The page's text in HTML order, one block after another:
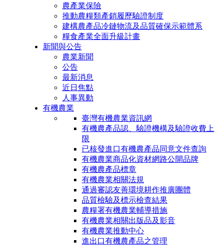
農產業保險
推動農糧類產銷履歷驗證制度
建構農產品冷鏈物流及品質確保示範體系
糧食產業全面升級計畫
新聞與公告
農業新聞
公告
最新消息
近日焦點
人事異動
有機農業
臺灣有機農業資訊網
有機農產品認、驗證機構及驗證收費上
限
已核發進口有機農產品同意文件查詢
有機農業商品化資材網路公開品牌
有機農產品標章
有機農業相關法規
通過審認友善環境耕作推廣團體
品質檢驗及標示檢查結果
農糧署有機農業輔導措施
有機農業相關出版品及影音
有機農業推動中心
進出口有機農產品之管理